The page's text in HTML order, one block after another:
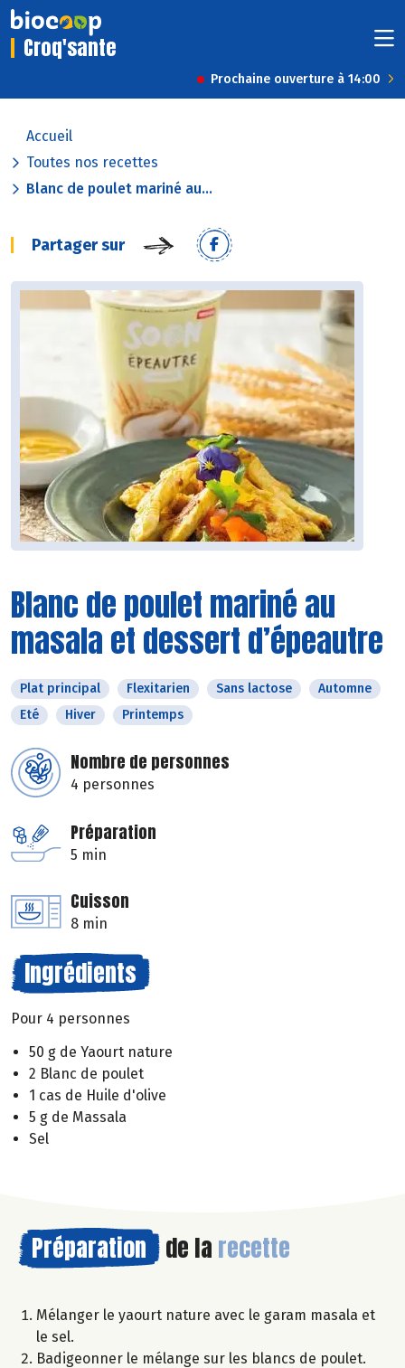
Croq'sante
Prochaine ouverture à 14:00
Accueil
Toutes nos recettes
Blanc de poulet mariné au...
Partager sur
Blanc de poulet mariné au
masala et dessert d’épeautre
Plat principal Flexitarien Sans lactose
Automne
Eté
Hiver Printemps
Nombre de personnes
4 personnes
Préparation
5 min
Cuisson
8 min
Ingrédients
Pour 4 personnes
50 g de Yaourt nature
2 Blanc de poulet
1 cas de Huile d'olive
5 g de Massala
Sel
Préparation de la recette
Mélanger le yaourt nature avec le garam masala et
le sel.
Badigeonner le mélange sur les blancs de poulet.